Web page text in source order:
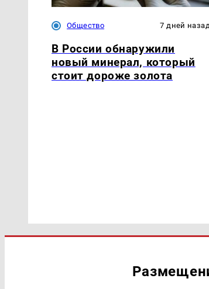
Общество 7 дней
В России обнаружили
новый минерал, который
стоит дороже золота